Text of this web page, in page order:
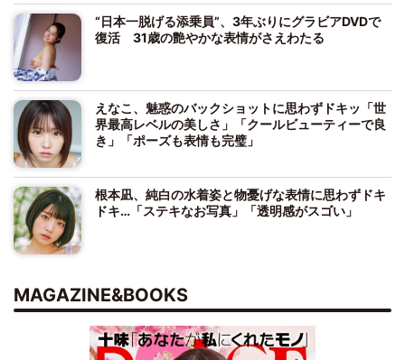
“日本一脱げる添乗員”、3年ぶりにグラビアDVDで
復活 31歳の艶やかな表情がさえわたる
えなこ、魅惑のバックショットに思わずドキッ「世
界最高レベルの美しさ」「クールビューティーで良
き」「ポーズも表情も完璧」
根本凪、純白の水着姿と物憂げな表情に思わずドキ
ドキ…「ステキなお写真」「透明感がスゴい」
MAGAZINE&BOOKS